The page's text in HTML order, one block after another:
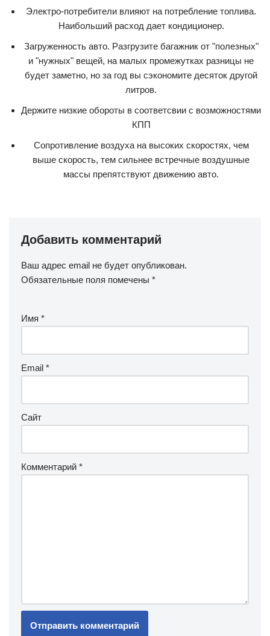
Электро-потребители влияют на потребление топлива.
Наибольший расход дает кондиционер.
Загруженность авто. Разгрузите багажник от "полезных"
и "нужных" вещей, на малых промежутках разницы не
будет заметно, но за год вы сэкономите десяток другой
литров.
Держите низкие обороты в соответсвии с возможностями
КПП
Сопротивление воздуха на высоких скоростях, чем
выше скорость, тем сильнее встречные воздушные
массы препятствуют движению авто.
Добавить комментарий
Ваш адрес email не будет опубликован.
Обязательные поля помечены *
Имя *
Email *
Сайт
Комментарий *